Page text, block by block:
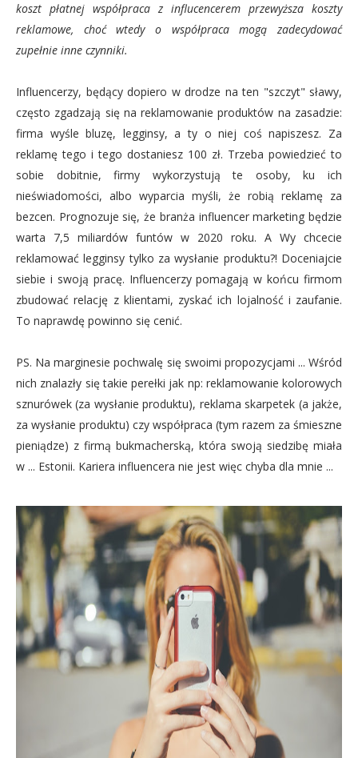
koszt płatnej współpraca z influcencerem przewyższa koszty
reklamowe, choć wtedy o współpraca mogą zadecydować
zupełnie inne czynniki.
Influencerzy, będący dopiero w drodze na ten "szczyt" sławy,
często zgadzają się na reklamowanie produktów na zasadzie:
firma wyśle bluzę, legginsy, a ty o niej coś napiszesz. Za
reklamę tego i tego dostaniesz 100 zł. Trzeba powiedzieć to
sobie dobitnie, firmy wykorzystują te osoby, ku ich
nieświadomości, albo wyparcia myśli, że robią reklamę za
bezcen. Prognozuje się, że branża influencer marketing będzie
warta 7,5 miliardów funtów w 2020 roku. A Wy chcecie
reklamować legginsy tylko za wysłanie produktu?! Doceniajcie
siebie i swoją pracę. Influencerzy pomagają w końcu firmom
zbudować relację z klientami, zyskać ich lojalność i zaufanie.
To naprawdę powinno się cenić.
PS. Na marginesie pochwalę się swoimi propozycjami ... Wśród
nich znalazły się takie perełki jak np: reklamowanie kolorowych
sznurówek (za wysłanie produktu), reklama skarpetek (a jakże,
za wysłanie produktu) czy współpraca (tym razem za śmieszne
pieniądze) z firmą bukmacherską, która swoją siedzibę miała
w ... Estonii. Kariera influencera nie jest więc chyba dla mnie ...